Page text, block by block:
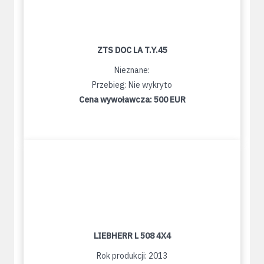
ZTS DOC LA T.Y.45
Nieznane:
Przebieg: Nie wykryto
Cena wywoławcza:500 EUR
LIEBHERR L 508 4X4
Rok produkcji: 2013